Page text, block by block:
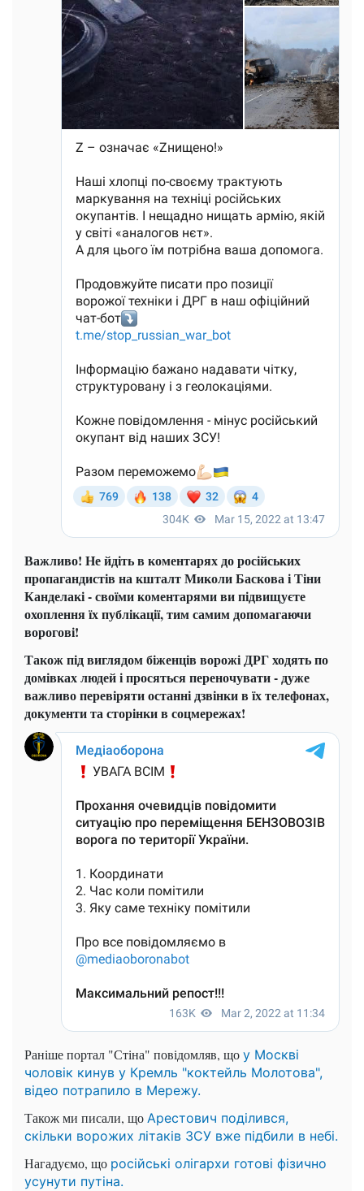
Важливо! Не йдіть в коментарях до російських
пропагандистів на кшталт Миколи Баскова і Тіни
Канделакі - своїми коментарями ви підвищуєте
охоплення їх публікації, тим самим допомагаючи
ворогові!
Також під виглядом біженців ворожі ДРГ ходять по
домівках людей і просяться переночувати - дуже
важливо перевіряти останні дзвінки в їх телефонах,
документи та сторінки в соцмережах!
Раніше портал "Стіна" повідомляв, що у Москві
чоловік кинув у Кремль "коктейль Молотова",
відео потрапило в Мережу.
Також ми писали, що Арестович поділився,
скільки ворожих літаків ЗСУ вже підбили в небі.
Нагадуємо, що російські олігархи готові фізично
усунути путіна.